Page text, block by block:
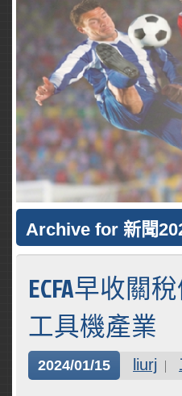
Archive for 新聞
ECFA早收關
工具機產業
2024/01/15 liurj